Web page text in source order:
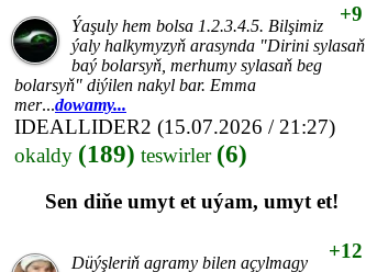
+9
Ýaşuly hem bolsa 1.2.3.4.5. Bilşimiz
ýaly halkymyzyň arasynda "Dirini sylasaň
baý bolarsyň, merhumy sylasaň beg
bolarsyň" diýilen nakyl bar. Emma
mer...dowamy...
IDEALLIDER2 (15.07.2026 / 21:27)
okaldy (189) teswirler (6)
Sen diňe umyt et uýam, umyt et!
+12
Düýşleriň agramy bilen açylmagy